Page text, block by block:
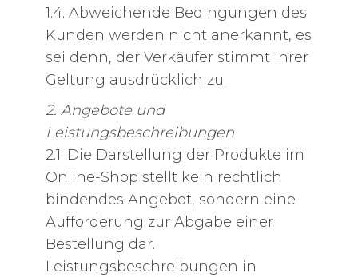
1.4. Abweichende Bedingungen des
Kunden werden nicht anerkannt, es
sei denn, der Verkäufer stimmt ihrer
Geltung ausdrücklich zu.
2. Angebote und
Leistungsbeschreibungen
2.1. Die Darstellung der Produkte im
Online-Shop stellt kein rechtlich
bindendes Angebot, sondern eine
Aufforderung zur Abgabe einer
Bestellung dar.
Leistungsbeschreibungen in